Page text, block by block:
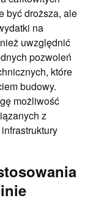
być droższa, ale
na
uwzględnić
pozwoleń
które
budowy.
możliwość
z